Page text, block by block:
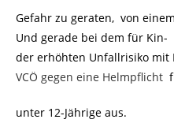
Gefahr zu geraten, von
Und gerade bei dem für Kin-
der erhöhten Unfallrisiko mit
VCÖ gegen eine Helmpflicht
unter 12-Jährige aus.